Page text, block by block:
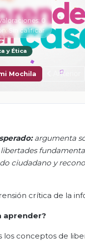
0
Sin calificar
y Ética
Mochila Anterior
argumenta
libertades
ciudadano y
crítica de la
aprender?
los conceptos de